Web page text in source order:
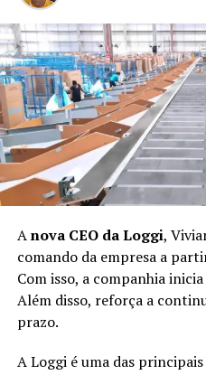
Outras
concorrência
Além da BYD, marcas como
entre Renault e Geely
Assim, o consumidor
melhores condições
Consequentemente, o
Isso fortaleceu todo o
Impactos
comportamento
Anova CEO da Loggi,
comando da empresa a
Com isso, a companhia
Além disso, reforça a
prazo.
A Loggi é uma das